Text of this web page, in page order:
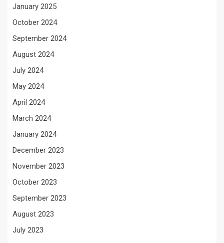
January 2025
October 2024
September 2024
August 2024
July 2024
May 2024
April 2024
March 2024
January 2024
December 2023
November 2023
October 2023
September 2023
August 2023
July 2023